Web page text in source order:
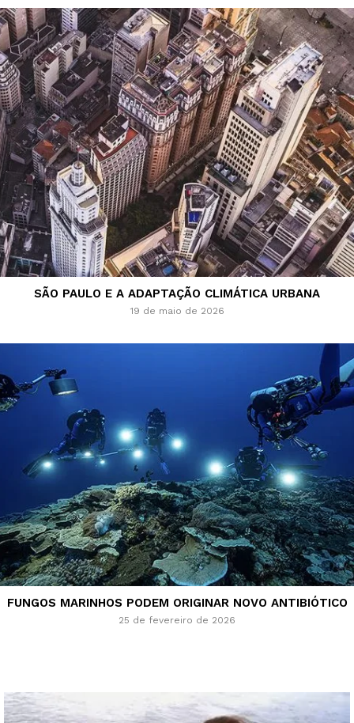
SÃO PAULO E A ADAPTAÇÃO CLIMÁTICA URBANA
19 de maio de 2026
FUNGOS MARINHOS PODEM ORIGINAR NOVO ANTIBIÓTICO
25 de fevereiro de 2026